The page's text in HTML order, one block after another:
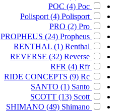
POC (4) Poc
Polisport (4) Polisport
PRO (2) Pro
PROPHEUS (24) Propheus
RENTHAL (1) Renthal
REVERSE (32) Reverse
RFR (4) Rfr
RIDE CONCEPTS (9) Rc
SANTO (1) Santo
SCOTT (13) Scott
SHIMANO (49) Shimano